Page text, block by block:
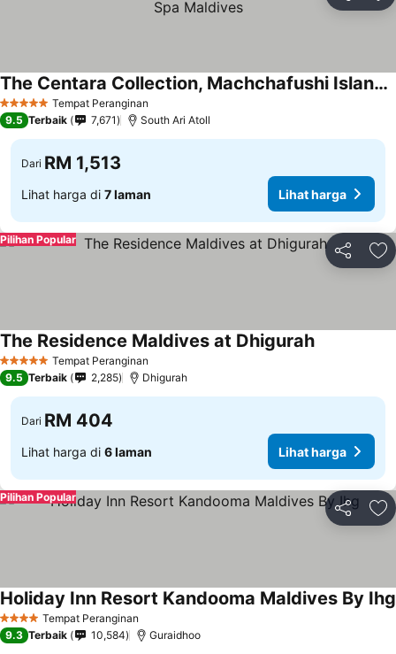
5 Bintang Tempat Peranginan
The Centara Collection, Machchafushi Island Resort & Spa Maldives
9.5 Terbaik 7,671 South Ari Atoll
Dari RM 1,513
Lihat harga di 7 laman Lihat harga
Kongsi
Pilihan Popular
5 Bintang Tempat Peranginan
The Residence Maldives at Dhigurah
9.5 Terbaik 2,285 Dhigurah
Dari RM 404
Lihat harga di 6 laman Lihat harga
Kongsi
Pilihan Popular
4 BintangTempat Peranginan
Holiday Inn Resort Kandooma Maldives By Ihg
9.3 Terbaik 10,584 Guraidhoo